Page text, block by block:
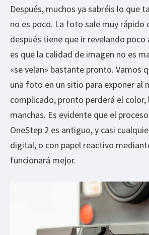
Después, muchos ya sabréis lo que
no es poco. La foto sale muy rápido
después tiene que ir revelando
es que la calidad de imagen no es
«se velan» bastante pronto. Vamos
una foto en un sitio para exponer al
complicado, pronto perderá el color,
manchas. Es evidente que el
OneStep 2 es antiguo, y casi
digital, o con papel reactivo
funcionará mejor.